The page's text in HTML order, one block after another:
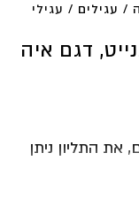
/ עגילים / עגילי
דגם איה
את התליון ניתן
ניתן לתלות